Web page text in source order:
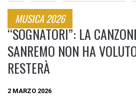
MUSICA 2026
“SOGNATORI”: LA
SANREMO NON HA
RESTERÀ
2 MARZO 2026